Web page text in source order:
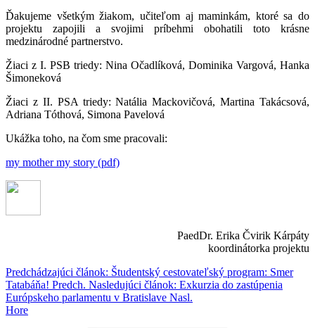
Ďakujeme všetkým žiakom, učiteľom aj maminkám, ktoré sa do
projektu zapojili a svojimi príbehmi obohatili toto krásne
medzinárodné partnerstvo.
Žiaci z I. PSB triedy: Nina Očadlíková, Dominika Vargová, Hanka
Šimoneková
Žiaci z II. PSA triedy: Natália Mackovičová, Martina Takácsová,
Adriana Tóthová, Simona Pavelová
Ukážka toho, na čom sme pracovali:
my mother my story (pdf)
PaedDr. Erika Čvirik Kárpáty
koordinátorka projektu
Predchádzajúci článok: Študentský cestovateľský program: Smer
Tatabáňa! Predch. Nasledujúci článok: Exkurzia do zastúpenia
Európskeho parlamentu v Bratislave Nasl.
Hore